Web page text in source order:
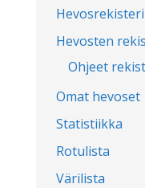
Hevosrekisteri
Hevosten
Ohjeet
Omat hevoset
Statistiikka
Rotulista
Värilista